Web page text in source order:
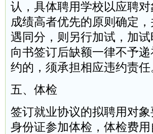
认，具体聘用学校以应聘
成绩高者优先的原则确定
遇同分，则另行加试，加
向书签订后缺额一律不予
约的，须承担相应违约责任
五、体检
签订就业协议的拟聘用对
身份证参加体检，体检费